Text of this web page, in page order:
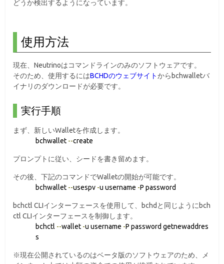
どうか検出するようになっています。
使用方法
現在、Neutrinoはコマンドラインのみのソフトウェアです。
そのため、使用するにはBCHDのウェブサイトからbchwalletバ
イナリのダウンロードが必要です。
実行手順
まず、新しいWalletを作成します。
bchwallet --create
プロンプトに従い、シードを書き留めます。
その後、下記のコマンドでWalletの開始が可能です。
bchwallet --usespv -u username -P password
bchctl CLIインターフェースを使用して、bchdと同じようにbch
ctl CLIインターフェースを制御します。
bchctl --wallet -u username -P password getnewaddres
s
※現在公開されているのはベータ版のソフトウェアのため、メ